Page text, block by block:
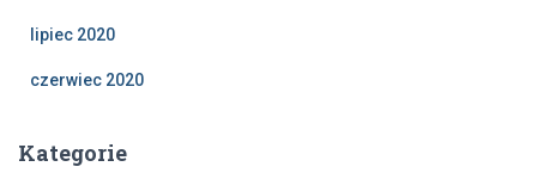
lipiec 2020
czerwiec 2020
Kategorie